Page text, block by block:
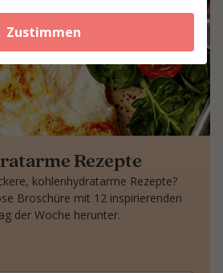
Zustimmen
Rezepte
kohlenhydratarme Rezepte?
Broschüre mit 12 inspirierenden
der Woche herunter.